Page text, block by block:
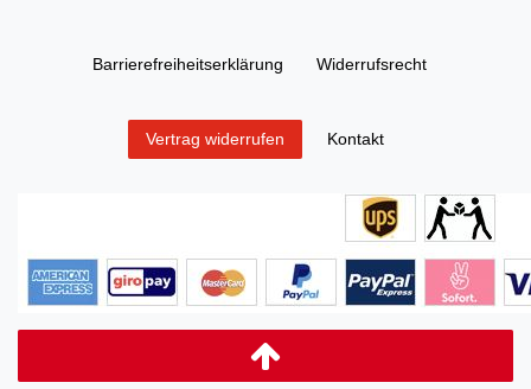
Barrierefreiheitserklärung Widerrufs­recht
Vertrag widerrufen Kontakt